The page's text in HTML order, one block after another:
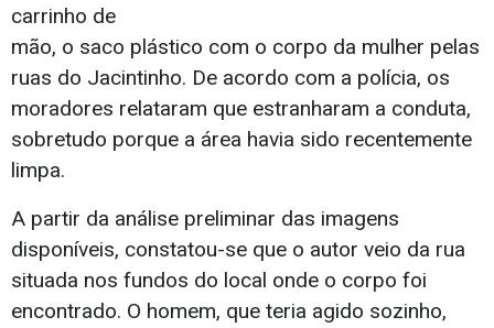
carrinho de
mão, o saco plástico com o corpo da mulher pelas
ruas do Jacintinho. De acordo com a polícia, os
moradores relataram que estranharam a conduta,
sobretudo porque a área havia sido recentemente
limpa.
A partir da análise preliminar das imagens
disponíveis, constatou-se que o autor veio da rua
situada nos fundos do local onde o corpo foi
encontrado. O homem, que teria agido sozinho,